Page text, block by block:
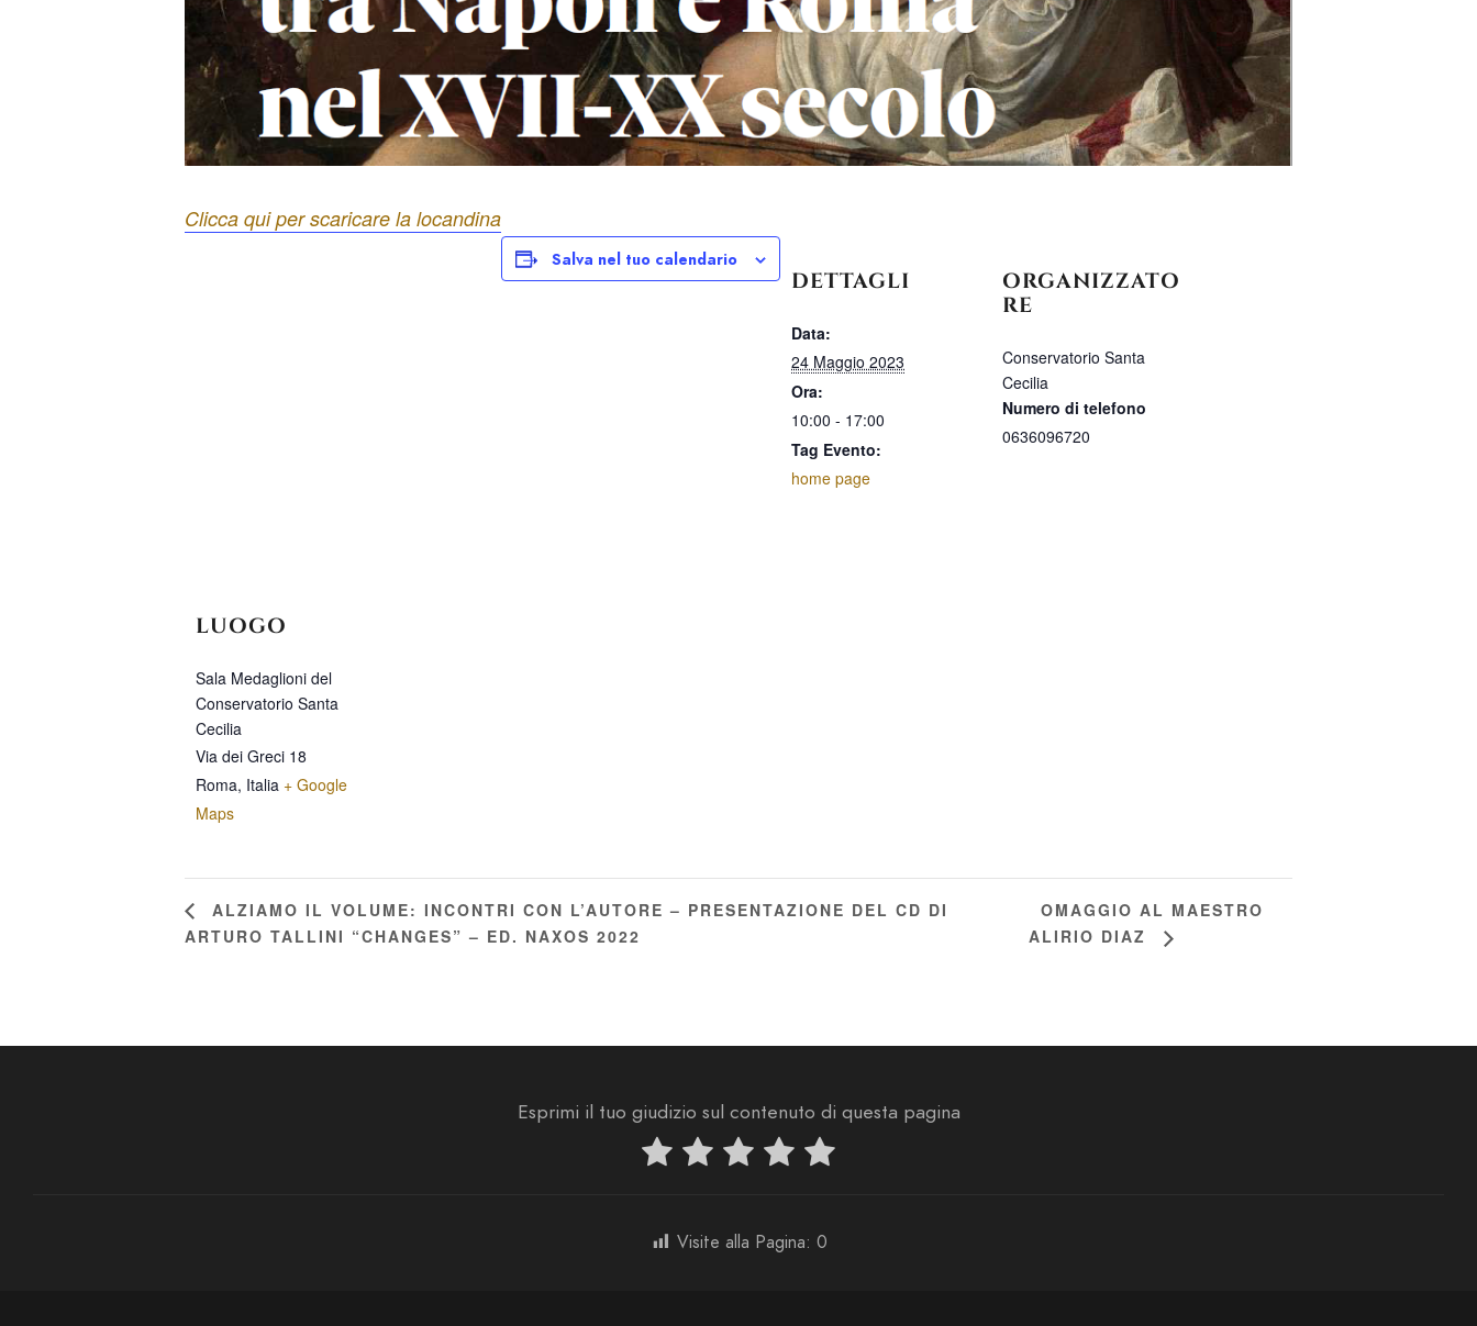
Clicca qui per scaricare la locandina
Salva nel tuo calendario
DETTAGLI
Data:
24 Maggio 2023
Ora:
10:00 - 17:00
Tag Evento:
home page
ORGANIZZATO
RE
Conservatorio Santa
Cecilia
Numero di telefono
0636096720
LUOGO
Sala Medaglioni del
Conservatorio Santa
Cecilia
Via dei Greci 18
Roma, Italia + Google
Maps
ALZIAMO IL VOLUME: INCONTRI CON L’AUTORE – PRESENTAZIONE DEL CD DI
ARTURO TALLINI “CHANGES” – ED. NAXOS 2022
OMAGGIO AL MAESTRO
ALIRIO DIAZ
Esprimi il tuo giudizio sul contenuto di questa pagina
Visite alla Pagina: 0